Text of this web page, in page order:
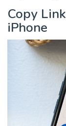
Copy
iPhone